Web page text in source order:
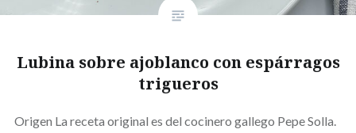
Lubina sobre ajoblanco con espárragos
trigueros
Origen La receta original es del cocinero gallego Pepe Solla.